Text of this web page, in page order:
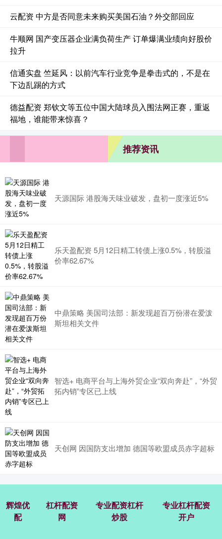
云配资 中方是否同意未来购买美国石油？外交部回应
牛顺网 国产变压器企业满负荷生产 订单爆满业绩向好股价
拉升
信通实盘 竺延风：以前汽车行业竞争是拳击式的，不是在
下边乱踢的方式
德益配资 郑钦文等五位中国大陆球员入围法网正赛，重返
福地，谁能带来惊喜？
推荐资讯
天源国际 港股海天味业破发，盘初一度涨近5%
乐天盈配资 5月12日精工转债上涨0.5%，转股溢
价率62.67%
中鼎策略 美国司法部：新发现超百万份潜在爱泼
斯坦相关文件
智选+ 电商平台与上海外贸企业“双向奔赴”，“外贸
拓内销”专区已上线
天创网 因国防支出增加 德国等欧盟成员赤字超标
辉煌优
配
杠杆配资
网
专业配资杠杆
炒股
专业杠杆配资
开户